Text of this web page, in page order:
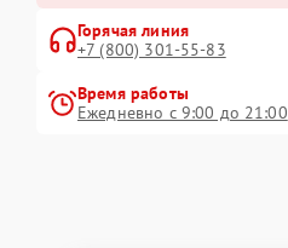
Горячая линия
+7 (800) 301-55-83
Время работы
Ежедневно с 9:00 до 21:00